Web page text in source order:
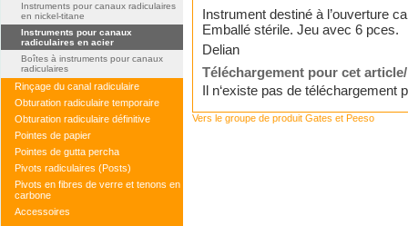
Instruments pour canaux radiculaires
en nickel-titane
Instruments pour canaux
radiculaires en acier
Boîtes à instruments pour canaux
radiculaires
Rinçage du canal radiculaire
Obturation radiculaire temporaire
Obturation radiculaire définitive
Pointes de papier
Pointes de gutta percha
Pivots radiculaires (Posts)
Pivots en fibres de verre et tenons en
carbone
Accessoires
Instrument destiné à l’ouverture
Emballé stérile. Jeu avec 6 pces.
Delian
Téléchargement pour cet
Il n‘existe pas de téléchargement
Vers le groupe de produit Gates et Peeso